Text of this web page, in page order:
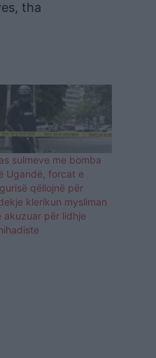
tha
sulmeve me bomba
Ugandë, forcat e
qëllojnë për
klerikun mysliman
akuzuar për lidhje